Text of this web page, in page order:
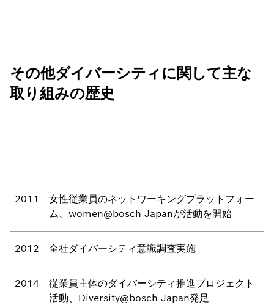
その他ダイバーシティに関して主な
取り組みの歴史
2011
女性従業員のネットワーキングプラットフォー
ム、women@bosch Japanが活動を開始
2012 全社ダイバーシティ意識調査実施
2014
従業員主体のダイバーシティ推進プロジェクト
活動、Diversity@bosch Japan発足